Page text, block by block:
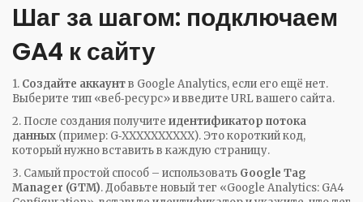
Шаг за шагом: подключаем
GA4 к сайту
1. Создайте аккаунтв Google Analytics, если его ещё нет.
Выберите тип «веб‑ресурс» и введите URL вашего сайта.
2. После создания получите идентификатор потока
данных (пример: G‑XXXXXXXXXX). Это короткий код,
который нужно вставить в каждую страницу.
3. Самый простой способ – использовать Google Tag
Manager (GTM). Добавьте новый тег «Google Analytics: GA4